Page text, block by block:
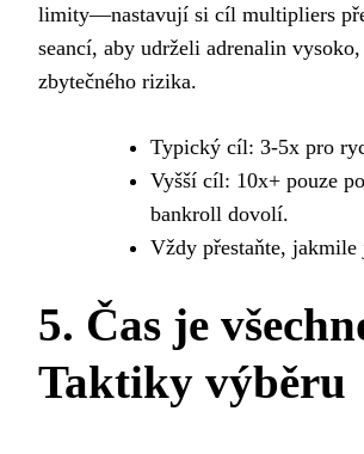
limity—nastavují si cíl multipliers
seancí, aby udrželi adrenalin vysoko,
zbytečného rizika.
Typický cíl: 3‑5x pro
Vyšší cíl: 10x+ pouze
bankroll dovolí.
Vždy přestaňte, jakmile
5. Čas je
Taktiky výběru